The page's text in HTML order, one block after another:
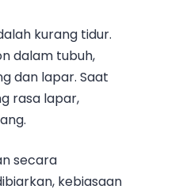
kurang tidur.
dalam tubuh,
dan lapar. Saat
rasa lapar,
secara
kebiasaan